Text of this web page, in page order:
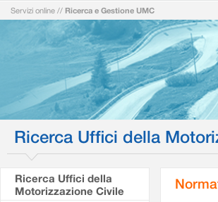
Servizi online // Ricerca e Gestione UMC
Ricerca Uffici della
Ricerca Uffici della
Motorizzazione Civile